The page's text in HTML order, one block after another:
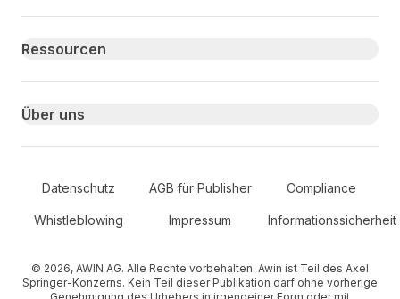
Ressourcen
Über uns
Secondary Footer Navigation
Datenschutz AGB für Publisher Compliance
Whistleblowing Impressum Informationssicherheit
© 2026, AWIN AG. Alle Rechte vorbehalten. Awin ist Teil des Axel
Springer-Konzerns. Kein Teil dieser Publikation darf ohne vorherige